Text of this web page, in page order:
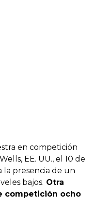
en competición
EE. UU., el 10 de
la presencia de un
bajos. Otra
competición ocho